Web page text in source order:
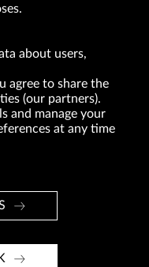
number 0000047082
in commercial transactions
as amended).
about users,
agree to share the
(our partners).
and manage your
at any time